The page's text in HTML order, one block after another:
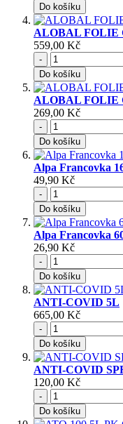
Do košíku
ALOBAL FOLIE
559,00 Kč
-
Do košíku
ALOBAL FOLIE
269,00 Kč
-
Do košíku
Alpa Francovka
49,90 Kč
-
Do košíku
Alpa Francovka
26,90 Kč
-
Do košíku
ANTI-COVID 5L
665,00 Kč
-
Do košíku
ANTI-COVID
120,00 Kč
-
Do košíku